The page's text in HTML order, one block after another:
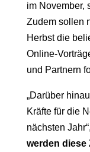
im November,
Zudem sollen
Herbst die
Online-
und Partnern
„Darüber
Kräfte für die
nächsten
werden diese